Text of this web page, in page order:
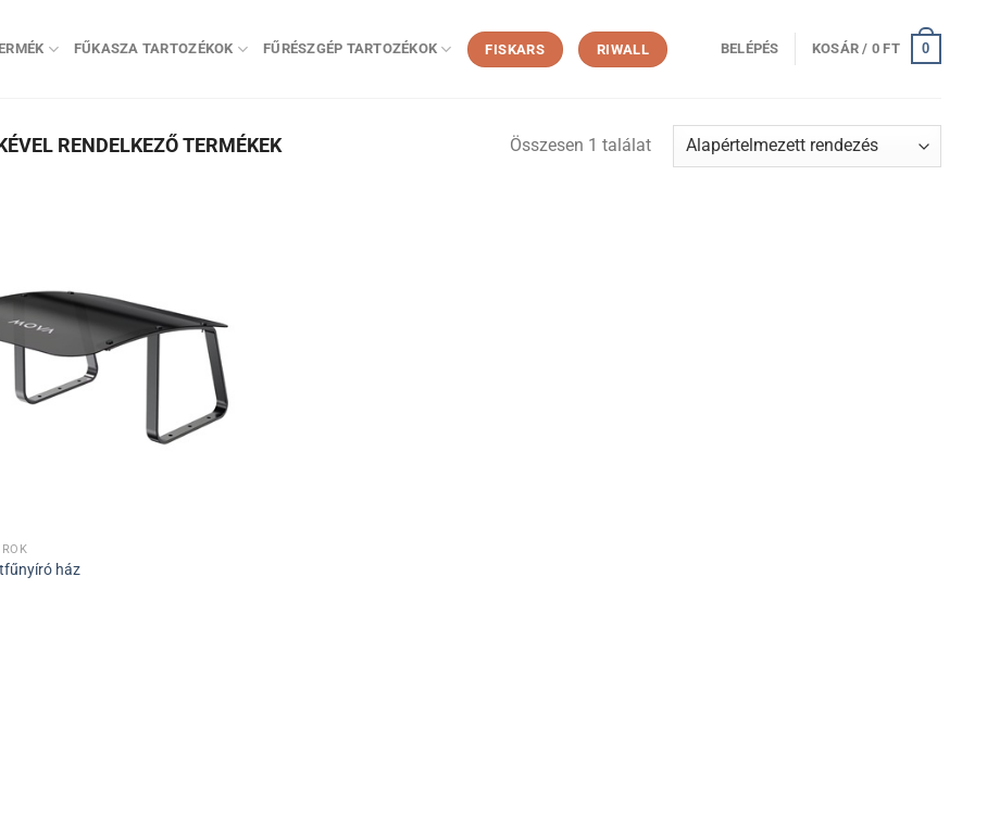
FŰKASZA TARTOZÉKOK FŰRÉSZGÉP TARTOZÉKOK FISKARS RIWALL BELÉPÉS KOSÁR / 0 FT 0
RENDELKEZŐ TERMÉKEK Összesen 1 találat
ház